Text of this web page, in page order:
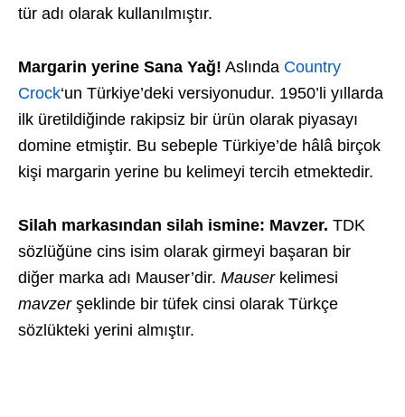
tür adı olarak kullanılmıştır.
Margarin yerine Sana Yağ! Aslında Country
Crock‘un Türkiye’deki versiyonudur. 1950’li yıllarda
ilk üretildiğinde rakipsiz bir ürün olarak piyasayı
domine etmiştir. Bu sebeple Türkiye’de hâlâ birçok
kişi margarin yerine bu kelimeyi tercih etmektedir.
Silah markasından silah ismine: Mavzer. TDK
sözlüğüne cins isim olarak girmeyi başaran bir
diğer marka adı Mauser’dir. Mauserkelimesi
mavzerşeklinde bir tüfek cinsi olarak Türkçe
sözlükteki yerini almıştır.